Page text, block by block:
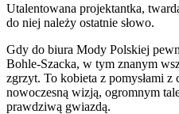
Utalentowana projektantka,
do niej należy ostatnie słowo.
Gdy do biura Mody Polskiej
Bohle-Szacka, w tym znanym
zgrzyt. To kobieta z pomysłami z
nowoczesną wizją, ogromnym
prawdziwą gwiazdą.